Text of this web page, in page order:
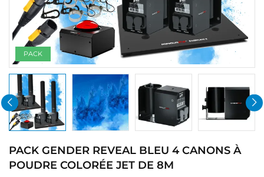
PACK
PACK GENDER REVEAL BLEU 4 CANONS À
POUDRE COLORÉE JET DE 8M